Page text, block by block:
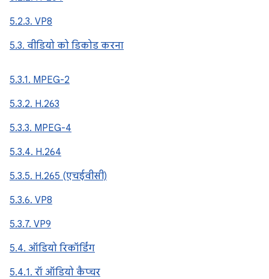
5.2.3. VP8
5.3. वीडियो को डिकोड करना
5.3.1. MPEG-2
5.3.2. H.263
5.3.3. MPEG-4
5.3.4. H.264
5.3.5. H.265 (एचईवीसी)
5.3.6. VP8
5.3.7. VP9
5.4. ऑडियो रिकॉर्डिंग
5.4.1. रॉ ऑडियो कैप्चर